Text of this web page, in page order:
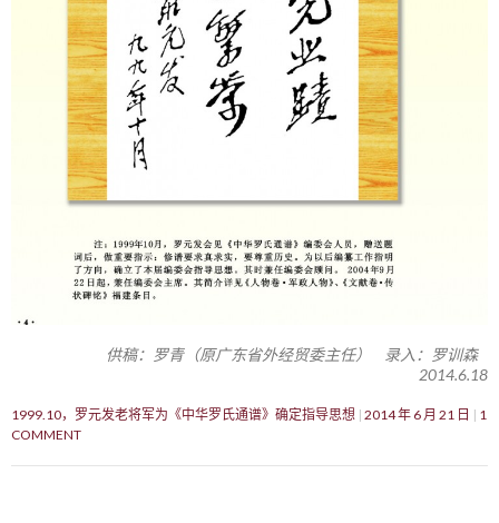
供稿：罗青（原广东省外经贸委主任） 录入：罗训森
2014.6.18
1999.10，罗元发老将军为《中华罗氏通谱》确定指导思想 2014 年 6 月 21 日
1
COMMENT